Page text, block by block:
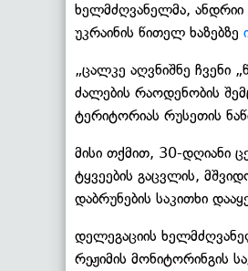
ხელმძღვანელმა, ანდრიი
უკრაინის წითელ ხაზებზე
„ცალკე აღვნიშნე ჩვენი
ძალების რაოდენობის
ტერიტორიას რუსეთის
მისი თქმით, 30-დღიანი
ტყვეების გაცვლის,
დაბრუნების საკითხი
დელეგაციის
რეჟიმის მონიტორინგის